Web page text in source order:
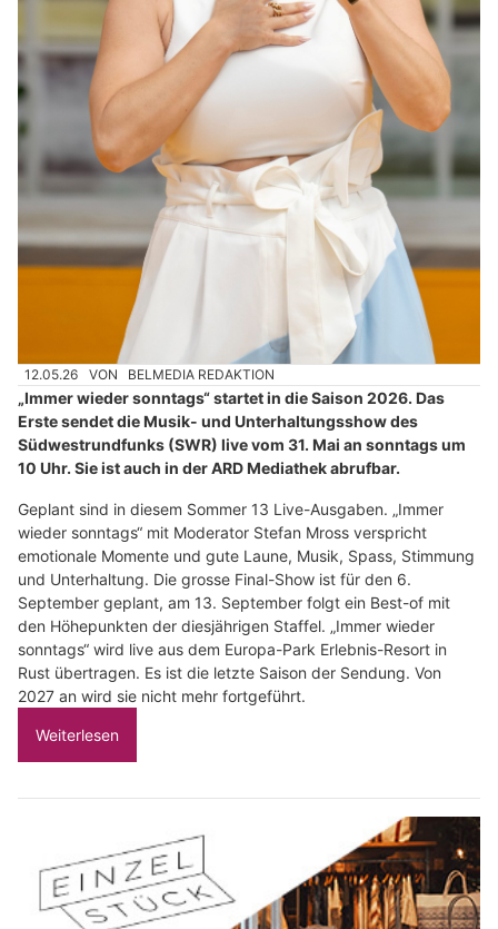
12.05.26 VON BELMEDIA REDAKTION
„Immer wieder sonntags“ startet in die Saison 2026. Das
Erste sendet die Musik- und Unterhaltungsshow des
Südwestrundfunks (SWR) live vom 31. Mai an sonntags um
10 Uhr. Sie ist auch in der ARD Mediathek abrufbar.
Geplant sind in diesem Sommer 13 Live-Ausgaben. „Immer
wieder sonntags“ mit Moderator Stefan Mross verspricht
emotionale Momente und gute Laune, Musik, Spass, Stimmung
und Unterhaltung. Die grosse Final-Show ist für den 6.
September geplant, am 13. September folgt ein Best-of mit
den Höhepunkten der diesjährigen Staffel. „Immer wieder
sonntags“ wird live aus dem Europa-Park Erlebnis-Resort in
Rust übertragen. Es ist die letzte Saison der Sendung. Von
2027 an wird sie nicht mehr fortgeführt.
Weiterlesen